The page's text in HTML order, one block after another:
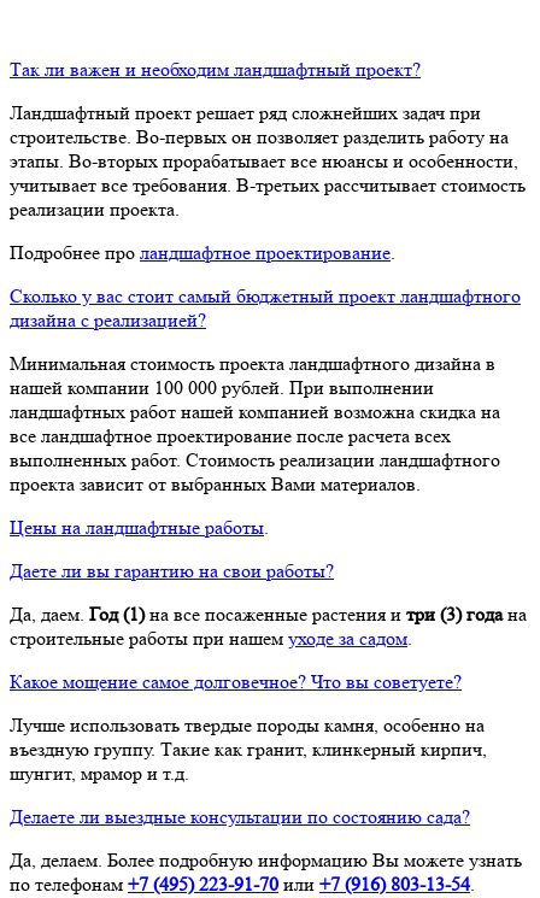
Так ли важен и необходим ландшафтный проект?
Ландшафтный проект решает ряд сложнейших задач при
строительстве. Во-первых он позволяет разделить работу на
этапы. Во-вторых прорабатывает все нюансы и особенности,
учитывает все требования. В-третьих рассчитывает стоимость
реализации проекта.
Подробнее про ландшафтное проектирование
Сколько у вас стоит самый бюджетный проект ландшафтного
дизайна с реализацией?
Минимальная стоимость проекта ландшафтного дизайна в
нашей компании 100 000 рублей. При выполнении
ландшафтных работ нашей компанией возможна скидка на
все ландшафтное проектирование после расчета всех
выполненных работ. Стоимость реализации ландшафтного
проекта зависит от выбранных Вами материалов.
Цены на ландшафтные работы
Даете ли вы гарантию на свои работы?
Да, даем. Год (1)на все посаженные растения и три (3) годана
строительные работы при нашем уходе за садом
Какое мощение самое долговечное? Что вы советуете?
Лучше использовать твердые породы камня, особенно на
въездную группу. Такие как гранит, клинкерный кирпич,
шунгит, мрамор и т.д.
Делаете ли выездные консультации по состоянию сада?
Да, делаем. Более подробную информацию Вы можете узнать
по телефонам +7 (495) 223-91-70 или +7 (916) 803-13-54.